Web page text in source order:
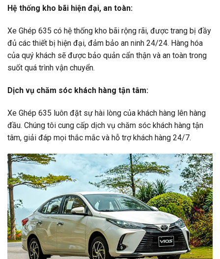
Hệ thống kho bãi hiện đại, an toàn:
Xe Ghép 635 có hệ thống kho bãi rộng rãi, được trang bị đầy
đủ các thiết bị hiện đại, đảm bảo an ninh 24/24. Hàng hóa
của quý khách sẽ được bảo quản cẩn thận và an toàn trong
suốt quá trình vận chuyển.
Dịch vụ chăm sóc khách hàng tận tâm:
Xe Ghép 635 luôn đặt sự hài lòng của khách hàng lên hàng
đầu. Chúng tôi cung cấp dịch vụ chăm sóc khách hàng tận
tâm, giải đáp mọi thắc mắc và hỗ trợ khách hàng 24/7.